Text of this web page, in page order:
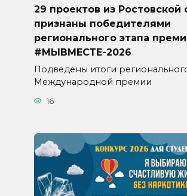
29 проектов из Ростовской
признаны победителями
регионального этапа
#МЫВМЕСТЕ-2026
Подведены итоги
Международной премии
16